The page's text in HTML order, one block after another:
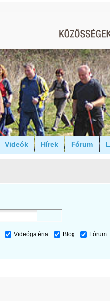
Videók Hírek Fórum
Videógaléria Blog Fórum